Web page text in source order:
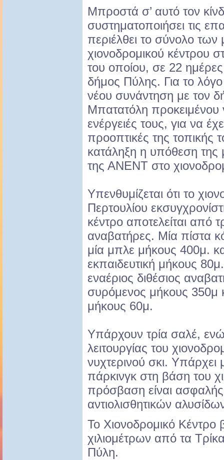
Μπροστά σ’ αυτό τον
συστηματοποιήσει τις
περιέλθει το σύνολο των
χιονοδρομικού κέντρου
του οποίου, σε 22 ημέρες
δήμος Πύλης. Για το
νέου συνάντηση με τον
Μπατατόλη προκειμένου
ενέργειές τους, για να
προοπτικές της τοπικής
κατάληξη η υπόθεση της
της ΑΝΕΝΤ στο
Υπενθυμίζεται ότι το
Περτουλίου
κέντρο αποτελείται από
αναβατήρες. Μία πίστα
μία μπλε μήκους 400μ.
εκπαιδευτική μήκους
εναέριος διθέσιος
συρόμενος μήκους 350μ
μήκους 60μ.
Υπάρχουν τρία σαλέ, ενώ
λειτουργίας του
νυχτερινού σκι.
πάρκινγκ στη βάση του
πρόσβαση είναι
αντιολισθητικών
Το Χιονοδρομικό Κέντρο
χιλιομέτρων από τα
Πύλη.